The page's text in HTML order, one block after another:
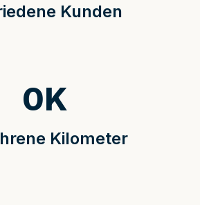
Kunden
Kilometer
0K